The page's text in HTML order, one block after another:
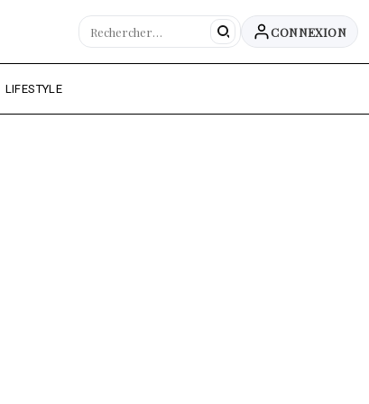
CONNEXION
LIFESTYLE